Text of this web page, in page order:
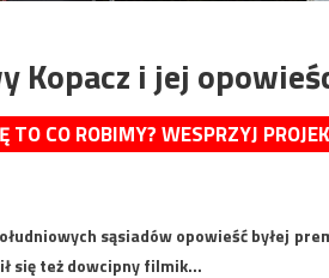
Kopacz i jej
TO CO ROBIMY? WESPRZYJ
sąsiadów opowieść byłej
się też dowcipny filmik…